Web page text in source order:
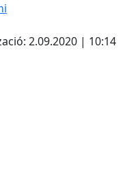
2.09.2020 | 10:14